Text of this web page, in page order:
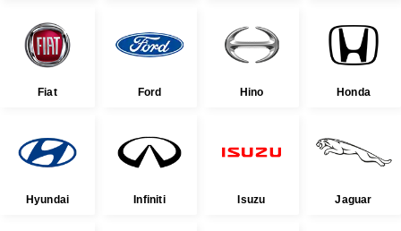
Fiat Ford Hino Honda
Hyundai Infiniti Isuzu Jaguar